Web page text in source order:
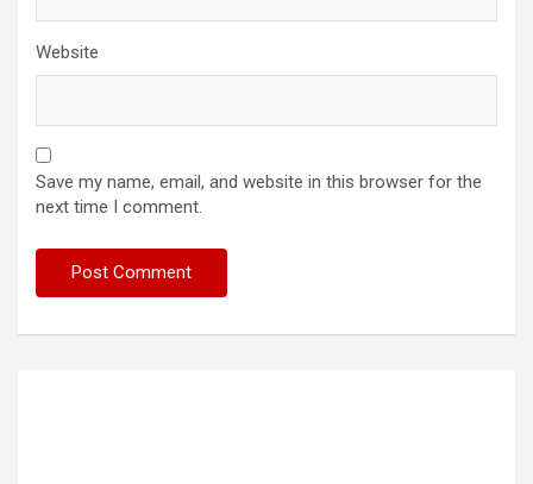
Website
Save my name, email, and website in this browser for the
next time I comment.